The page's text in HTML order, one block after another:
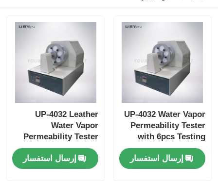
UP-4032 Water Vapor
Permeability Tester
with 6pcs Testing
Bottle, 75 ±5cpm
Bottles Holder Speed,
and 30±1 mm Bottle
إرسال استفسار
UP-4032 Leather
Water Vapor
Permeability Tester
with 6pcs Testing
Bottle for Footwear
EN ISO 20344 SATRA
إرسال استفسار